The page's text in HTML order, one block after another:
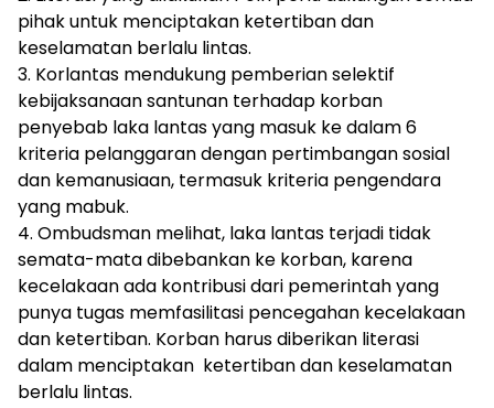
pihak untuk menciptakan ketertiban dan
keselamatan berlalu lintas.
3. Korlantas mendukung pemberian selektif
kebijaksanaan santunan terhadap korban
penyebab laka lantas yang masuk ke dalam 6
kriteria pelanggaran dengan pertimbangan sosial
dan kemanusiaan, termasuk kriteria pengendara
yang mabuk.
4. Ombudsman melihat, laka lantas terjadi tidak
semata-mata dibebankan ke korban, karena
kecelakaan ada kontribusi dari pemerintah yang
punya tugas memfasilitasi pencegahan kecelakaan
dan ketertiban. Korban harus diberikan literasi
dalam menciptakan ketertiban dan keselamatan
berlalu lintas.